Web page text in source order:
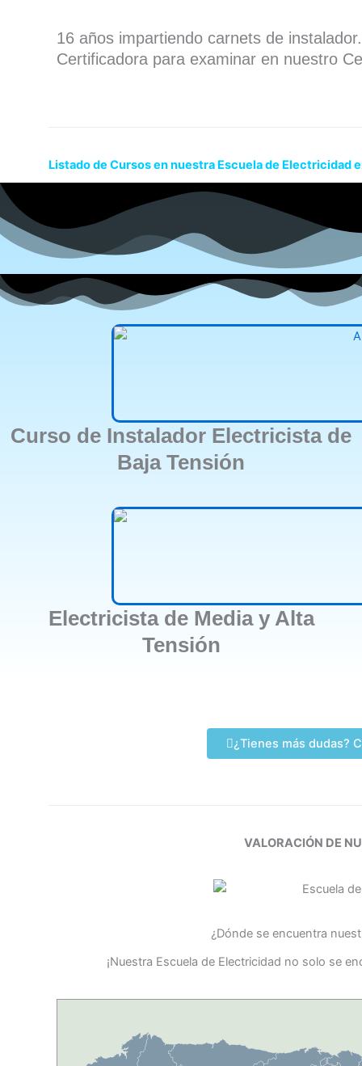
16 años impartiendo carnets de
Certificadora para examinar en nuestro
Listado de Cursos en nuestra Escuela de Electricidad
Curso de Instalador Electricista de
Baja Tensión
Electricista de Media y Alta
Tensión
¿Tienes más dudas?
VALORACIÓN DE
¿Dónde se encuentra
¡Nuestra Escuela de Electricidad no solo se